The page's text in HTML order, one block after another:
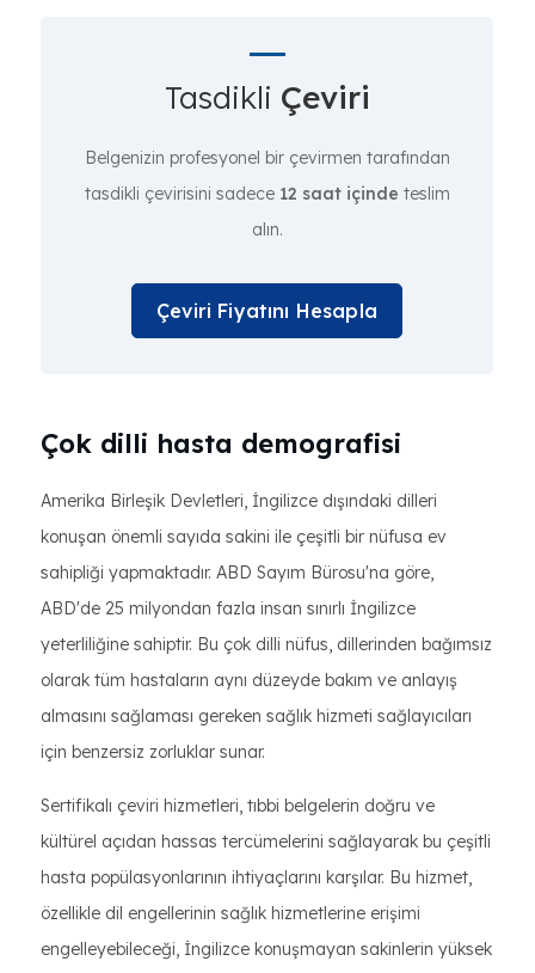
Tasdikli Çeviri
Belgenizin profesyonel bir çevirmen tarafından
tasdikli çevirisini sadece 12 saat içinde teslim
alın.
Çeviri Fiyatını Hesapla
Çok dilli hasta demografisi
Amerika Birleşik Devletleri, İngilizce dışındaki dilleri
konuşan önemli sayıda sakini ile çeşitli bir nüfusa ev
sahipliği yapmaktadır. ABD Sayım Bürosu'na göre,
ABD'de 25 milyondan fazla insan sınırlı İngilizce
yeterliliğine sahiptir. Bu çok dilli nüfus, dillerinden bağımsız
olarak tüm hastaların aynı düzeyde bakım ve anlayış
almasını sağlaması gereken sağlık hizmeti sağlayıcıları
için benzersiz zorluklar sunar.
Sertifikalı çeviri hizmetleri, tıbbi belgelerin doğru ve
kültürel açıdan hassas tercümelerini sağlayarak bu çeşitli
hasta popülasyonlarının ihtiyaçlarını karşılar. Bu hizmet,
özellikle dil engellerinin sağlık hizmetlerine erişimi
engelleyebileceği, İngilizce konuşmayan sakinlerin yüksek